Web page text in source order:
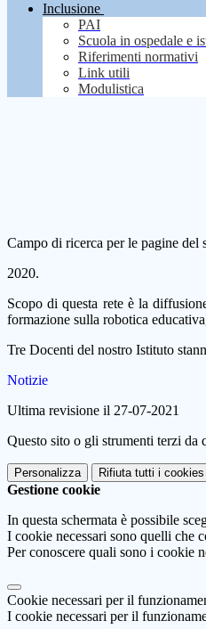
Inclusione
PAI
Scuola in ospedale e
Riferimenti normativi
Link utili
Modulistica
Campo di ricerca per le pagine del
2020.
Scopo di questa rete è la
formazione sulla robotica
Tre Docenti del nostro Istituto
Notizie
Ultima revisione il 27-07-2021
Questo sito o gli strumenti terzi da
Personalizza Rifiuta tutti i cookies
Gestione cookie
In questa schermata è possibile
I cookie necessari sono quelli che
Per conoscere quali sono i cookie
Cookie necessari per il
I cookie necessari per il